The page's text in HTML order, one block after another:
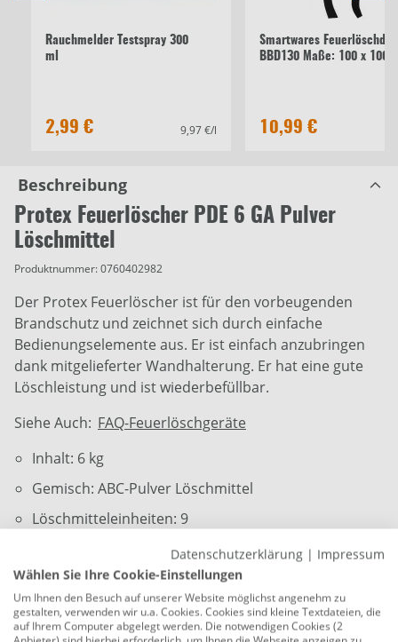
Rauchmelder Testspray 300
ml
9,97 €/l
2,99 €
Smartwares
BBD130 Maße: 100 x 100
10,99 €
Beschreibung
Protex Feuerlöscher PDE 6 GA Pulver
Löschmittel
Produktnummer:0760402982
Der Protex Feuerlöscher ist für den vorbeugenden
Brandschutz und zeichnet sich durch einfache
Bedienungselemente aus. Er ist einfach anzubringen
dank mitgelieferter Wandhalterung. Er hat eine gute
Löschleistung und ist wiederbefüllbar.
Siehe Auch: FAQ-Feuerlöschgeräte
Inhalt: 6 kg
Gemisch: ABC-Pulver Löschmittel
Löschmitteleinheiten: 9
Funktionsdauer: 18 Sek.
Spritzweite: 6 m
Bauart: Dauerdrucklöscher
Datenschutzerklärung | Impressum
Wählen Sie Ihre Cookie-Einstellungen
Um Ihnen den Besuch auf unserer Website möglichst angenehm zu
gestalten, verwenden wir u.a. Cookies. Cookies sind kleine Textdateien, die
auf Ihrem Computer abgelegt werden. Die notwendigen Cookies (2